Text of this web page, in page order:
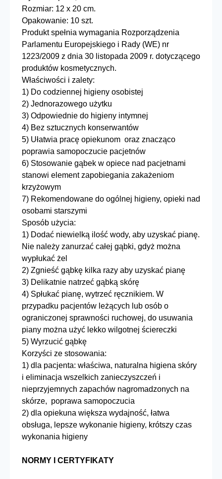
Rozmiar: 12 x 20 cm.
Opakowanie: 10 szt.
Produkt spełnia wymagania Rozporządzenia
Parlamentu Europejskiego i Rady (WE) nr
1223/2009 z dnia 30 listopada 2009 r. dotyczącego
produktów kosmetycznych.
Właściwości i zalety:
1) Do codziennej higieny osobistej
2) Jednorazowego użytku
3) Odpowiednie do higieny intymnej
4) Bez sztucznych konserwantów
5) Ułatwia pracę opiekunom oraz znacząco
poprawia samopoczucie pacjetnów
6) Stosowanie gąbek w opiece nad pacjetnami
stanowi element zapobiegania zakażeniom
krzyżowym
7) Rekomendowane do ogólnej higieny, opieki nad
osobami starszymi
Sposób użycia:
1) Dodać niewielką ilość wody, aby uzyskać pianę.
Nie należy zanurzać całej gąbki, gdyż można
wypłukać żel
2) Zgnieść gąbkę kilka razy aby uzyskać pianę
3) Delikatnie natrzeć gąbką skórę
4) Spłukać pianę, wytrzeć ręcznikiem. W
przypadku pacjentów leżących lub osób o
ograniczonej sprawności ruchowej, do usuwania
piany można użyć lekko wilgotnej ściereczki
5) Wyrzucić gąbkę
Korzyści ze stosowania:
1) dla pacjenta: właściwa, naturalna higiena skóry
i eliminacja wszelkich zanieczyszczeń i
nieprzyjemnych zapachów nagromadzonych na
skórze, poprawa samopoczucia
2) dla opiekuna większa wydajność, łatwa
obsługa, lepsze wykonanie higieny, krótszy czas
wykonania higieny
NORMY I CERTYFIKATY